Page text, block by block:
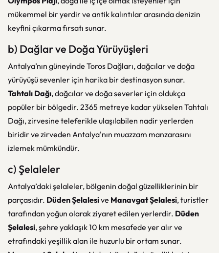
mükemmel bir yerdir ve antik kalıntılar arasında denizin
keyfini çıkarma fırsatı sunar.
b) Dağlar ve Doğa Yürüyüşleri
Antalya’nın güneyinde Toros Dağları, dağcılar ve doğa
yürüyüşü sevenler için harika bir destinasyon sunar.
Tahtalı Dağı, dağcılar ve doğa severler için oldukça
popüler bir bölgedir. 2365 metreye kadar yükselen Tahtalı
Dağı, zirvesine teleferikle ulaşılabilen nadir yerlerden
biridir ve zirveden Antalya'nın muazzam manzarasını
izlemek mümkündür.
c) Şelaleler
Antalya’daki şelaleler, bölgenin doğal güzelliklerinin bir
parçasıdır. Düden Şelalesive Manavgat Şelalesi, turistler
tarafından yoğun olarak ziyaret edilen yerlerdir. Düden
Şelalesi, şehre yaklaşık 10 km mesafede yer alır ve
etrafındaki yeşillik alan ile huzurlu bir ortam sunar.